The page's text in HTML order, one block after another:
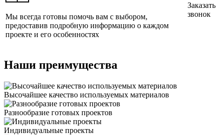
Мы всегда готовы помочь вам с выбором,
предоставив подробную информацию о каждом
проекте и его особенностях
Заказать
звонок
Наши преимущества
Высочайшее качество используемых материалов
Разнообразие готовых проектов
Индивидуальные проекты